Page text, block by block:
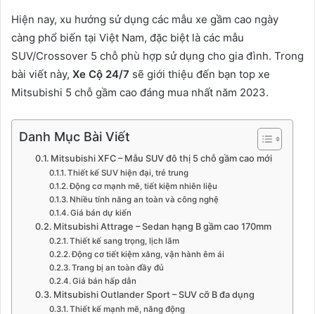
Hiện nay, xu hướng sử dụng các mẫu xe gầm cao ngày
càng phổ biến tại Việt Nam, đặc biệt là các mẫu
SUV/Crossover 5 chỗ phù hợp sử dụng cho gia đình. Trong
bài viết này, Xe Cộ 24/7 sẽ giới thiệu đến bạn top xe
Mitsubishi 5 chỗ gầm cao đáng mua nhất năm 2023.
Danh Mục Bài Viết
Mitsubishi XFC – Mẫu SUV đô thị 5 chỗ gầm cao mới
Thiết kế SUV hiện đại, trẻ trung
Động cơ mạnh mẽ, tiết kiệm nhiên liệu
Nhiều tính năng an toàn và công nghệ
Giá bán dự kiến
Mitsubishi Attrage – Sedan hạng B gầm cao 170mm
Thiết kế sang trọng, lịch lãm
Động cơ tiết kiệm xăng, vận hành êm ái
Trang bị an toàn đầy đủ
Giá bán hấp dẫn
Mitsubishi Outlander Sport – SUV cỡ B đa dụng
Thiết kế mạnh mẽ, năng động